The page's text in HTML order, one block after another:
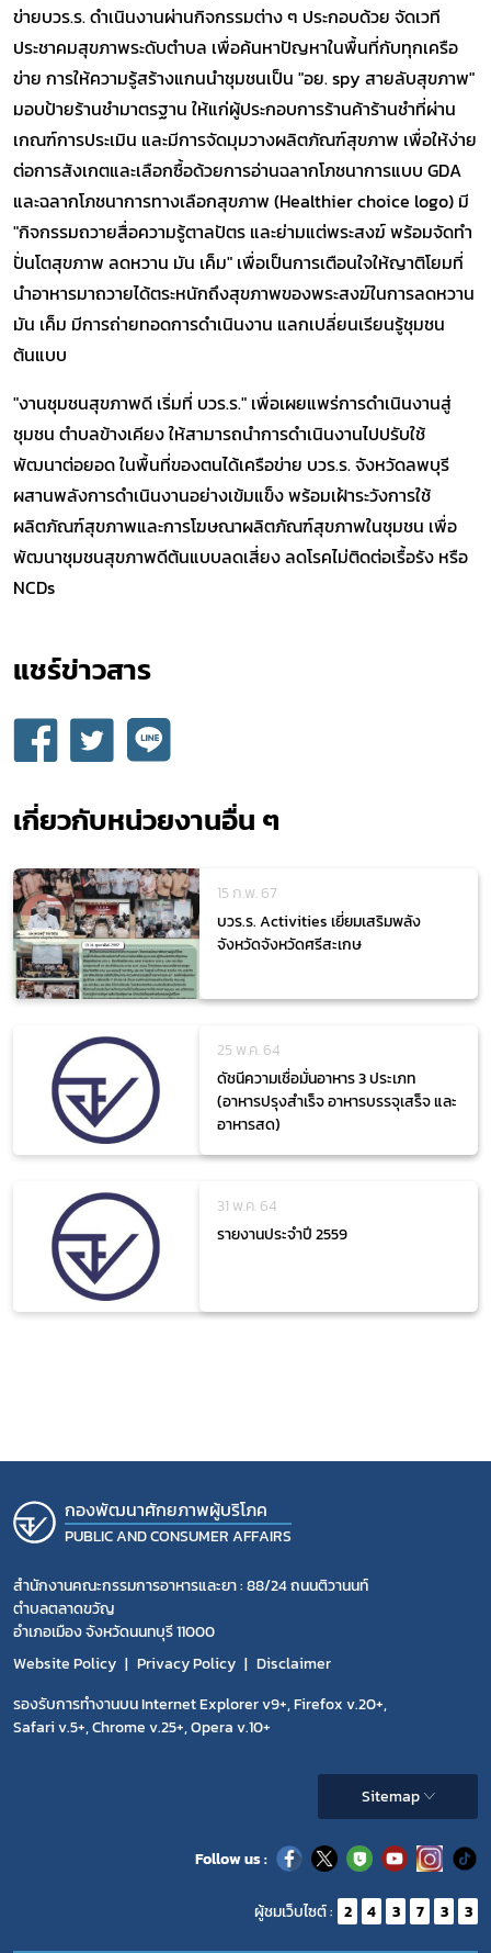
ข่ายบวร.ร. ดำเนินงานผ่านกิจกรรมต่าง ๆ ประกอบด้วย จัดเวที
ประชาคมสุขภาพระดับตำบล เพื่อค้นหาปัญหาในพื้นที่กับทุกเครือ
ข่าย การให้ความรู้สร้างแกนนำชุมชนเป็น "อย. spy สายลับสุขภาพ"
มอบป้ายร้านชำมาตรฐาน ให้แก่ผู้ประกอบการร้านค้าร้านชำที่ผ่าน
เกณฑ์การประเมิน และมีการจัดมุมวางผลิตภัณฑ์สุขภาพ เพื่อให้ง่าย
ต่อการสังเกตและเลือกซื้อด้วยการอ่านฉลากโภชนาการแบบ GDA
และฉลากโภชนาการทางเลือกสุขภาพ (Healthier choice logo) มี
"กิจกรรมถวายสื่อความรู้ตาลปัตร และย่ามแต่พระสงฆ์ พร้อมจัดทำ
ปั่นโตสุขภาพ ลดหวาน มัน เค็ม" เพื่อเป็นการเตือนใจให้ญาติโยมที่
นำอาหารมาถวายได้ตระหนักถึงสุขภาพของพระสงฆ์ในการลดหวาน
มัน เค็ม มีการถ่ายทอดการดำเนินงาน แลกเปลี่ยนเรียนรู้ชุมชน
ต้นแบบ
"งานชุมชนสุขภาพดี เริ่มที่ บวร.ร." เพื่อเผยแพร่การดำเนินงานสู่
ชุมชน ตำบลข้างเคียง ให้สามารถนำการดำเนินงานไปปรับใช้
พัฒนาต่อยอด ในพื้นที่ของตนได้เครือข่าย บวร.ร. จังหวัดลพบุรี
ผสานพลังการดำเนินงานอย่างเข้มแข็ง พร้อมเฝ้าระวังการใช้
ผลิตภัณฑ์สุขภาพและการโฆษณาผลิตภัณฑ์สุขภาพในชุมชน เพื่อ
พัฒนาชุมชนสุขภาพดีต้นแบบลดเสี่ยง ลดโรคไม่ติดต่อเรื้อรัง หรือ
NCDs
แชร์ข่าวสาร​
เกี่ยวกับหน่วยงานอื่น ๆ
15 ก.พ. 67
บวร.ร. Activities เยี่ยมเสริมพลัง
จังหวัดจังหวัดศรีสะเกษ
25 พ.ค. 64
ดัชนีความเชื่อมั่นอาหาร 3 ประเภท
(อาหารปรุงสำเร็จ อาหารบรรจุเสร็จ และ
อาหารสด)
31 พ.ค. 64
รายงานประจำปี 2559
กองพัฒนาศักยภาพผู้บริโภค
PUBLIC AND CONSUMER AFFAIRS
สำนักงานคณะกรรมการอาหารและยา : 88/24 ถนนติวานนท์
ตำบลตลาดขวัญ
อำเภอเมือง จังหวัดนนทบุรี 11000
Website Policy
Privacy Policy
Disclaimer
รองรับการทำงานบน Internet Explorer v9+, Firefox v.20+,
Safari v.5+, Chrome v.25+, Opera v.10+
Sitemap
Follow us :
ผู้ชมเว็บไซต์ : 2 4 3 7 3 3